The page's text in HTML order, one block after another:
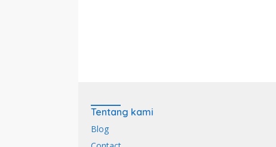
Tentang kami
Blog